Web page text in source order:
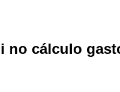
no cálculo